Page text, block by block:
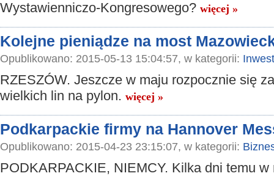
Wystawienniczo-Kongresowego? więcej »
Kolejne pieniądze na most
Opublikowano: 2015-05-13 15:04:57, w kategorii:
RZESZÓW. Jeszcze w maju rozpocznie się
wielkich lin na pylon. więcej »
Podkarpackie firmy na Hannover
Opublikowano: 2015-04-23 23:15:07, w kategorii:
PODKARPACKIE, NIEMCY. Kilka dni temu w